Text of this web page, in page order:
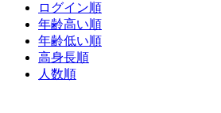
ログイン順
年齢高い順
年齢低い順
高身長順
人数順